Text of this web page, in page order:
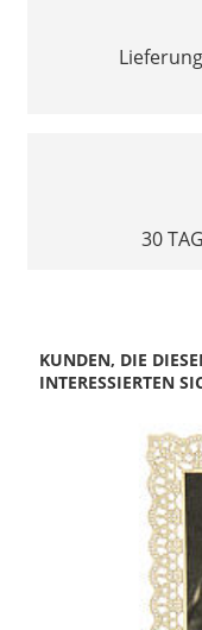
30
KUNDEN, DIE
INTERESSIERTEN